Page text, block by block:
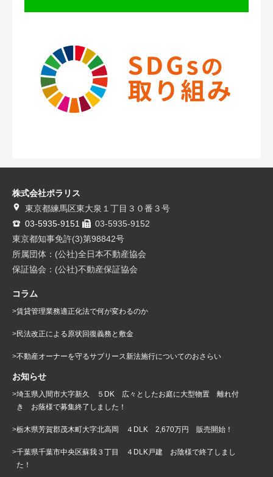
株式会社ポラリス
東京都練馬区東大泉１丁目３０番３号
03-5935-9151
03-5935-9152
東京都知事免許(3)第98842号
所属団体：(公社)全日本不動産協会
保証協会：(公社)不動産保証協会
コラム
賃貸管理業務適正化法で何が変わるのか
民法改正による原状回復義務と敷金
不動産オーナーを守るサブリース新法施行についてのおさらい
お知らせ
埼玉県入間市大字新久 ５DK 広々としたお庭に大型物置 離れ付
き お蔭様で募集終了しました！
栃木県芳賀郡茂木町大字北高岡 ４DLK 2,670万円 販売開始！
千葉県千葉市中央区蘇我３丁目 ４DLK戸建 お陰様で終了しまし
た！